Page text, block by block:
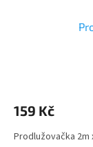
159 Kč
Prodlužovačka 2m